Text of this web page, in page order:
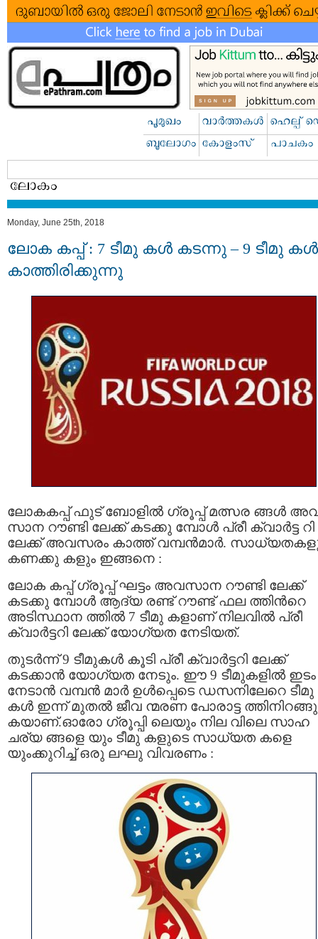
Monday, June 25th, 2018
ലോക കപ്പ് : 7 ടീമു കള്‍ കടന്നു – 9 ടീമു കള്‍
കാത്തിരിക്കുന്നു
ലോകകപ്പ് ഫുട് ബോളിൽ ഗ്രൂപ്പ് മത്സര ങ്ങള്‍
സാന റൗണ്ടി ലേക്ക് കടക്കു മ്പോള്‍ പ്രീ ക്വാര്‍ട്ട റി
ലേക്ക് അവസരം കാത്ത് വമ്പന്‍മാര്‍.
കണക്കു കളും ഇങ്ങനെ :
ലോക കപ്പ് ഗ്രൂപ്പ് ഘട്ടം അവസാന റൗണ്ടി ലേക്ക്
കടക്കു മ്പോള്‍ ആദ്യ രണ്ട് റൗണ്ട് ഫല ത്തിന്‍റെ
അടിസ്ഥാന ത്തില്‍ 7 ടീമു കളാണ് നിലവില്‍ പ്രീ
ക്വാര്‍ട്ടറി ലേക്ക് യോഗ്യത നേടിയത്.
തുടർന്ന് 9 ടീമുകള്‍ കൂടി പ്രീ ക്വാര്‍ട്ടറി ലേക്ക്
കടക്കാന്‍ യോഗ്യത നേടും. ഈ 9 ടീമുകളില്‍ ഇടം
നേടാന്‍ വമ്പന്‍ മാർ ഉള്‍പ്പെടെ ഡസനിലേറെ ടീമു
കള്‍ ഇന്ന് മുതല്‍ ജീവ ന്മരണ പോരാട്ട ത്തിനിറങ്ങു
കയാണ്.ഓരോ ഗ്രൂപ്പി ലെയും നില വിലെ സാഹ
ചര്യ ങ്ങളെ യും ടീമു കളുടെ സാധ്യത കളെ
യുംക്കുറിച്ച് ഒരു ലഘു വിവരണം :